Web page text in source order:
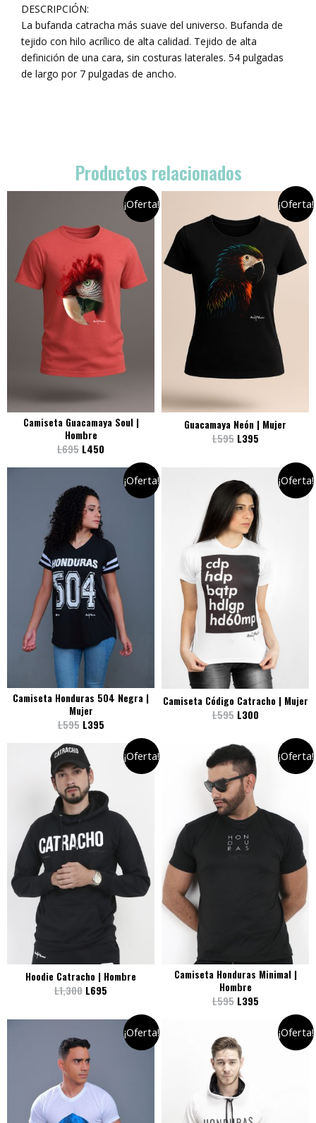
DESCRIPCIÓN:
La bufanda catracha más suave del universo. Bufanda de
tejido con hilo acrílico de alta calidad. Tejido de alta
definición de una cara, sin costuras laterales. 54 pulgadas
de largo por 7 pulgadas de ancho.
Productos relacionados
¡Oferta!
Camiseta Guacamaya Soul |
Hombre
L695 L450
¡Oferta!
Guacamaya Neón | Mujer
L595 L395
¡Oferta!
Camiseta Honduras 504 Negra |
Mujer
L595 L395
¡Oferta!
Camiseta Código Catracho | Mujer
L595 L300
¡Oferta!
Hoodie Catracho | Hombre
L1,300 L695
¡Oferta!
Camiseta Honduras Minimal |
Hombre
L595 L395
¡Oferta! ¡Oferta!